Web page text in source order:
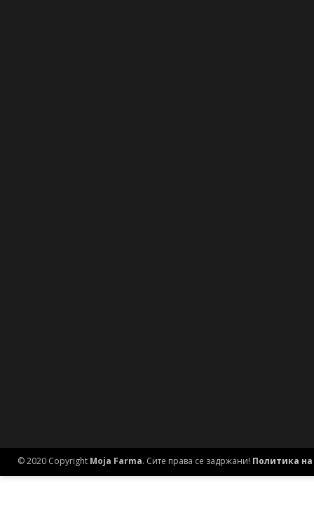
© 2020 Copyright Moja Farma. Сите права се задржани! Политика